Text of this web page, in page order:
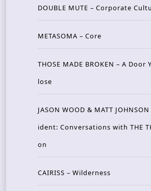
DOUBLE MUTE – Corporate
METASOMA – Core
THOSE MADE BROKEN – A Door
lose
JASON WOOD & MATT
ident: Conversations with THE
on
CAIRISS – Wilderness